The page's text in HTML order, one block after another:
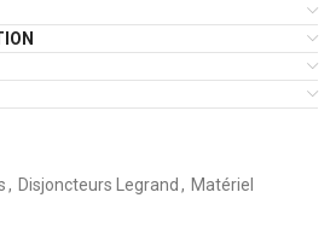
, Disjoncteurs Legrand , Matériel